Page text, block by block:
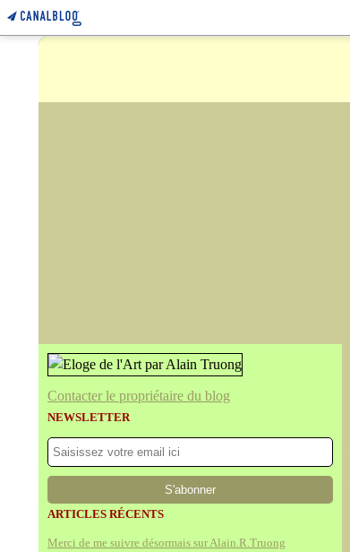
Contacter le propriétaire du blog
NEWSLETTER
ARTICLES RÉCENTS
Merci de me suivre désormais sur Alain.R.Truong